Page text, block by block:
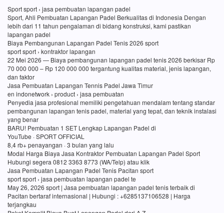
Sport sport › jasa pembuatan lapangan padel
Sport, Ahli Pembuatan Lapangan Padel Berkualitas di Indonesia Dengan
lebih dari 11 tahun pengalaman di bidang konstruksi, kami pastikan
lapangan padel
Biaya Pembangunan Lapangan Padel Tenis 2026 sport
sport sport › kontraktor lapangan
22 Mei 2026 — Biaya pembangunan lapangan padel tenis 2026 berkisar Rp
70 000 000 – Rp 120 000 000 tergantung kualitas material, jenis lapangan,
dan faktor
Jasa Pembuatan Lapangan Tennis Padel Jawa Timur
en indonetwork › product › jasa pembuatan
Penyedia jasa profesional memiliki pengetahuan mendalam tentang standar
pembangunan lapangan tenis padel, material yang tepat, dan teknik instalasi
yang benar
BARU! Pembuatan 1 SET Lengkap Lapangan Padel di
YouTube · SPORT OFFICIAL
8,4 rb+ penayangan · 3 bulan yang lalu
Modal Harga Biaya Jasa Kontraktor Pembuatan Lapangan Padel Sport
Hubungi segera 0812 3363 8773 (WA/Telp) atau klik
Jasa Pembuatan Lapangan Padel Tenis Pacitan sport
sport sport › jasa pembuatan lapangan padel te
May 26, 2026 sport | Jasa pembuatan lapangan padel tenis terbaik di
Pacitan bertaraf internasional | Hubungi : +6285137106528 | Harga
terjangkau